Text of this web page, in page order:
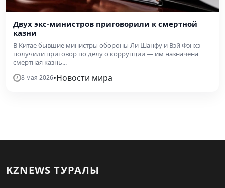
Двух экс-министров приговорили к смертной
казни
В Китае бывшие министры обороны Ли Шанфу и Вэй Фэнхэ
получили приговор по делу о коррупции — им назначена
смертная казнь...
8 мая 2026•Новости мира
KZNEWS ТУРАЛЫ